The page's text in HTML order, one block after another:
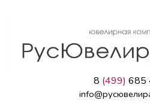
8 (499) 685